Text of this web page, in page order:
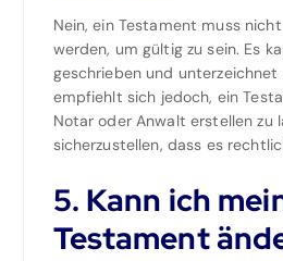
Nein, ein Testament muss
werden, um gültig zu sein. Es
geschrieben und unterzeichnet
empfiehlt sich jedoch, ein
Notar oder Anwalt erstellen zu
sicherzustellen, dass es
5. Kann ich
Testament